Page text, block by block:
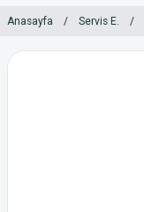
Anasayfa Servis E.